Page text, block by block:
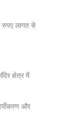
रुपए लागत से
क्षेत्र में
और